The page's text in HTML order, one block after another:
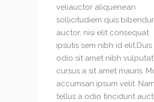
veliauctor aliquenean
sollicitudiem quis
auctor, nisi elit consequat
ipsutis sem nibh id
odio sit amet nibh
cursus a sit amet mauris.
accumsan ipsum velit.
tellus a odio tincidunt